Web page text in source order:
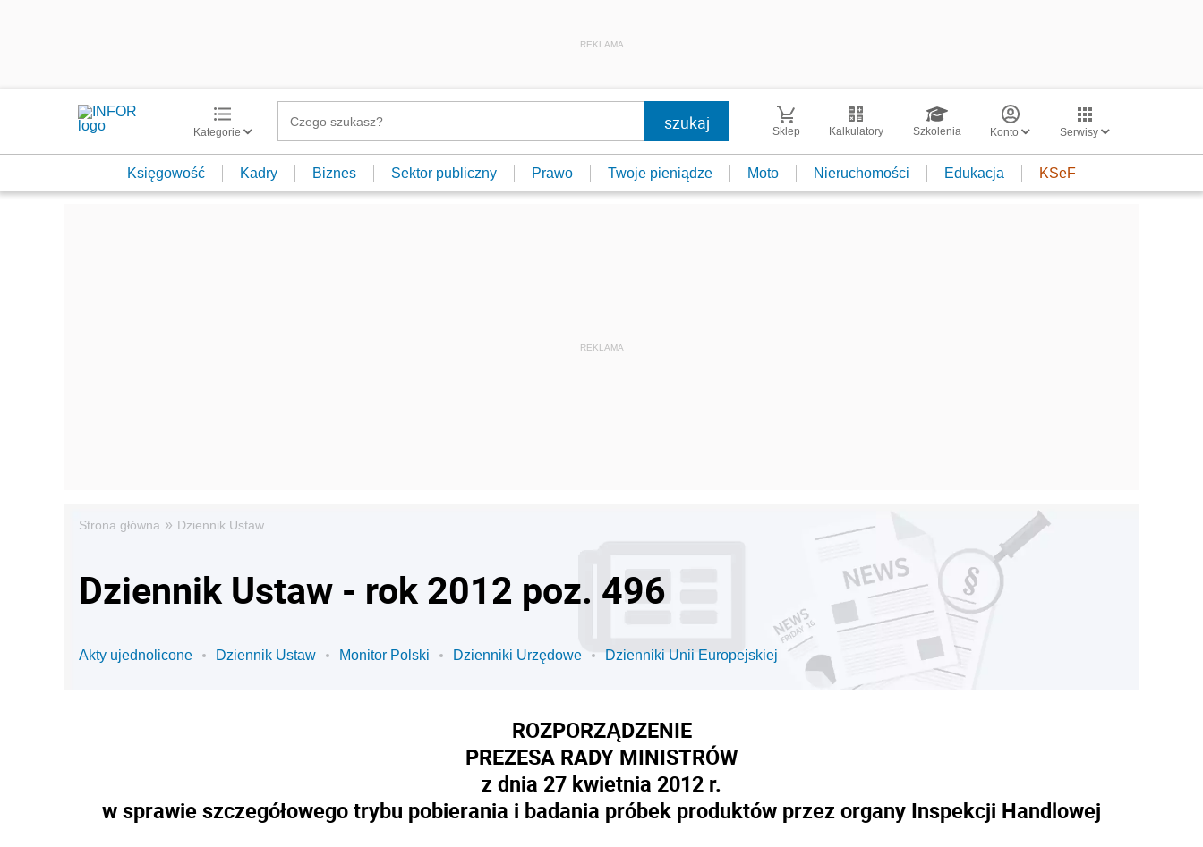
REKLAMA
Kategorie Sklep Kalkulatory Szkolenia Konto Serwisy
Księgowość Kadry Biznes Sektor publiczny Prawo Twoje pieniądze Moto Nieruchomości Edukacja KSeF
Strona główna » Dziennik Ustaw
Dziennik Ustaw - rok 2012 poz. 496
Akty ujednolicone Dziennik Ustaw Monitor Polski Dzienniki Urzędowe Dzienniki Unii Europejskiej
ROZPORZĄDZENIE
PREZESA RADY MINISTRÓW
z dnia 27 kwietnia 2012 r.
w sprawie szczegółowego trybu pobierania i badania próbek produktów przez organy Inspekcji Handlowej